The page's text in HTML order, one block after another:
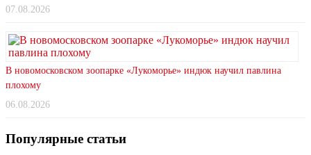
07.08.2026
В новомосковском зоопарке «Лукоморье» индюк научил павлина
плохому
06.08.2026
Популярные статьи